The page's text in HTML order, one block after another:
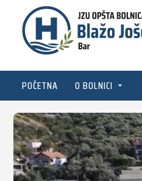
POČETNA O BOLNICI